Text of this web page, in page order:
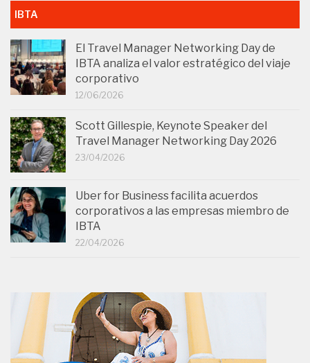
IBTA
El Travel Manager Networking Day de
IBTA analiza el valor estratégico del viaje
corporativo
12/06/2026
Scott Gillespie, Keynote Speaker del
Travel Manager Networking Day 2026
23/04/2026
Uber for Business facilita acuerdos
corporativos a las empresas miembro de
IBTA
22/04/2026